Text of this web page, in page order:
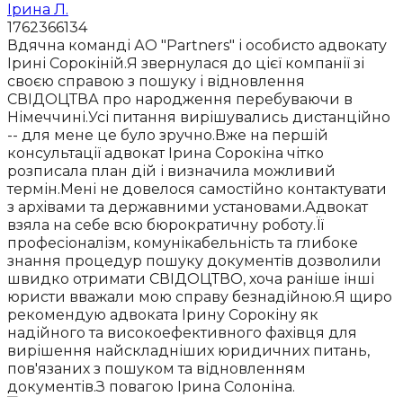
Ірина Л.
1762366134
Вдячна команді АО "Partners" і особисто адвокату
Ірині Сорокіній.Я звернулася до цієї компанії зі
своєю справою з пошуку і відновлення
СВІДОЦТВА про народження перебуваючи в
Німеччині.Усі питання вирішувались дистанційно
-- для мене це було зручно.Вже на першій
консультації адвокат Ірина Сорокіна чітко
розписала план дій і визначила можливий
термін.Мені не довелося самостійно контактувати
з архівами та державними установами.Адвокат
взяла на себе всю бюрократичну роботу.Її
професіоналізм, комунікабельність та глибоке
знання процедур пошуку документів дозволили
швидко отримати СВІДОЦТВО, хоча раніше інші
юристи вважали мою справу безнадійною.Я щиро
рекомендую адвоката Ірину Сорокіну як
надійного та високоефективного фахівця для
вирішення найскладніших юридичних питань,
пов'язаних з пошуком та відновленням
документів.З повагою Ірина Солоніна.